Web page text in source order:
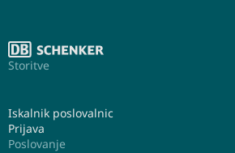
Storitve
Iskalnik poslovalnic
Prijava
Poslovanje